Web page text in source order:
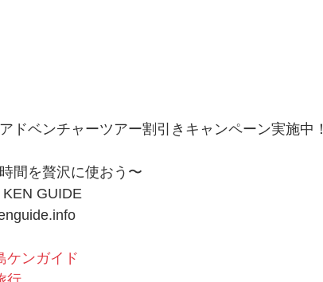
ドベンチャーツアー割引きキャンペーン実施中！
間を贅沢に使おう〜
GUIDE
ケンガイド